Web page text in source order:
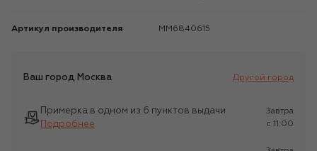
Артикул производителя MM6840615
Ваш город Москва Другой город
Примерка в одном из 6 пунктов выдачи
Подробнее
Завтра
c 11:00